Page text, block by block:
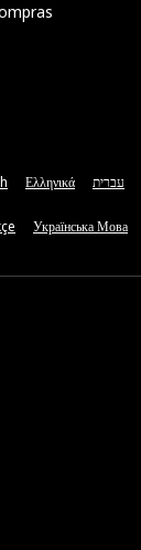
Ελληνικά עברית
Українська Мова